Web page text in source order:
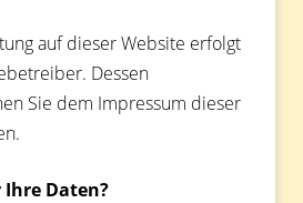
auf dieser Website erfolgt
Dessen
Sie dem Impressum dieser
Daten?